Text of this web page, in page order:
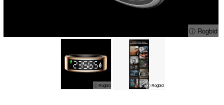
ⓘ Rogbid
ⓘ Rogbid ⓘ Rogbid